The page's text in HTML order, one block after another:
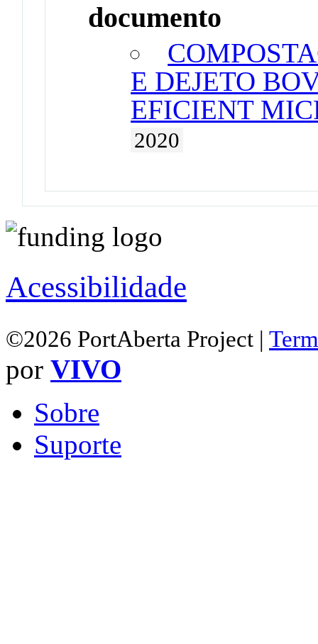
documento
E DEJETO
EFICIENT
2020
Acessibilidade
©2026 PortAberta Project |
por VIVO
Sobre
Suporte